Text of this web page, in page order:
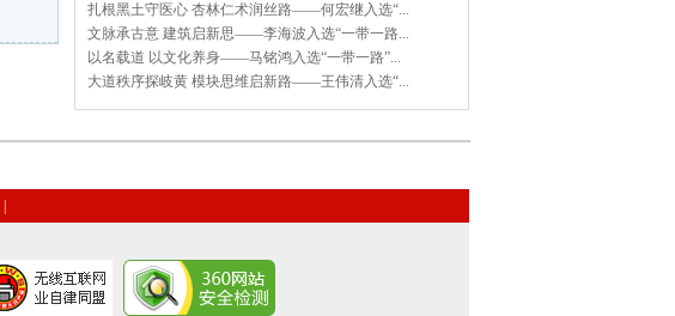
扎根黑土守医心 杏林仁术润丝路——何宏继入选“...
文脉承古意 建筑启新思——李海波入选“一带一路...
以名载道 以文化养身——马铭鸿入选“一带一路”...
大道秩序探岐黄 模块思维启新路——王伟清入选“...